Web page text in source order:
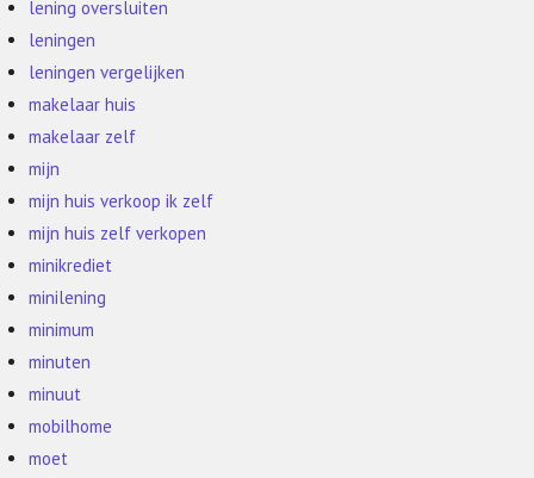
lening oversluiten
leningen
leningen vergelijken
makelaar huis
makelaar zelf
mijn
mijn huis verkoop ik zelf
mijn huis zelf verkopen
minikrediet
minilening
minimum
minuten
minuut
mobilhome
moet